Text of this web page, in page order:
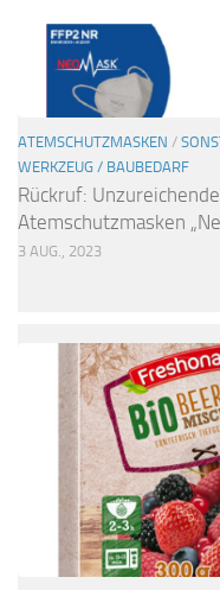
ATEMSCHUTZMASKEN /
WERKZEUG / BAUBEDARF
Rückruf:
Atemschutzmasken
3 AUG., 2023